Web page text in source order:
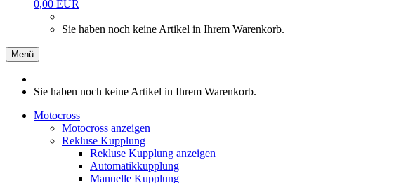
0,00 EUR
Sie haben noch keine Artikel in Ihrem Warenkorb.
Menü
Sie haben noch keine Artikel in Ihrem Warenkorb.
Motocross
Motocross anzeigen
Rekluse Kupplung
Rekluse Kupplung anzeigen
Automatikkupplung
Manuelle Kupplung